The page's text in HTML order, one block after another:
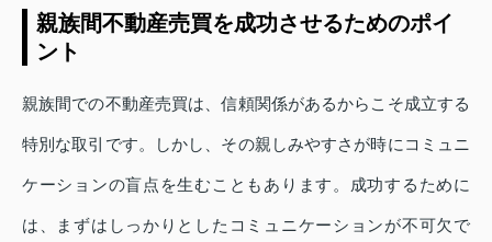
親族間不動産売買を成功させるためのポイ
ント
親族間での不動産売買は、信頼関係があるからこそ成立する
特別な取引です。しかし、その親しみやすさが時にコミュニ
ケーションの盲点を生むこともあります。成功するために
は、まずはしっかりとしたコミュニケーションが不可欠で